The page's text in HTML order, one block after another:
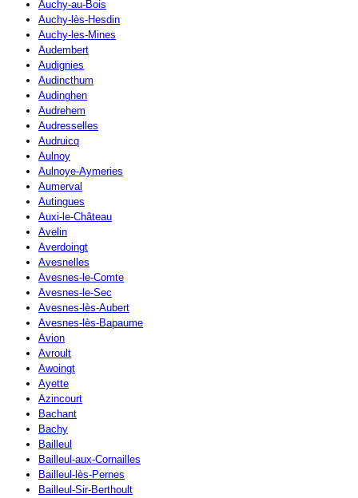
Auchy-au-Bois
Auchy-lès-Hesdin
Auchy-les-Mines
Audembert
Audignies
Audincthum
Audinghen
Audrehem
Audresselles
Audruicq
Aulnoy
Aulnoye-Aymeries
Aumerval
Autingues
Auxi-le-Château
Avelin
Averdoingt
Avesnelles
Avesnes-le-Comte
Avesnes-le-Sec
Avesnes-lès-Aubert
Avesnes-lès-Bapaume
Avion
Avroult
Awoingt
Ayette
Azincourt
Bachant
Bachy
Bailleul
Bailleul-aux-Cornailles
Bailleul-lès-Pernes
Bailleul-Sir-Berthoult